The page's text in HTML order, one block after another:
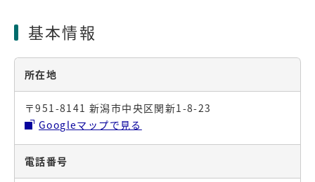
基本情報
所在地
〒951-8141 新潟市中央区関新1-8-23
Googleマップで見る
電話番号